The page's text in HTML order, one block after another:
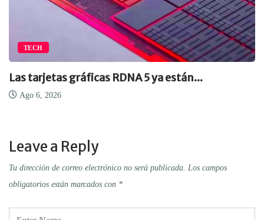
TECH
Las tarjetas gráficas RDNA 5 ya están...
Ago 6, 2026
Leave a Reply
Tu dirección de correo electrónico no será publicada. Los campos
obligatorios están marcados con *